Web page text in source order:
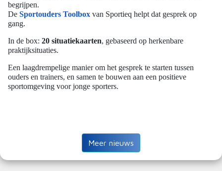
begrijpen.
De Sportouders Toolbox van Sportieq helpt dat gesprek op
gang.
In de box: 20 situatiekaarten, gebaseerd op herkenbare
praktijksituaties.
Een laagdrempelige manier om het gesprek te starten tussen
ouders en trainers, en samen te bouwen aan een positieve
sportomgeving voor jonge sporters.
Meer nieuws